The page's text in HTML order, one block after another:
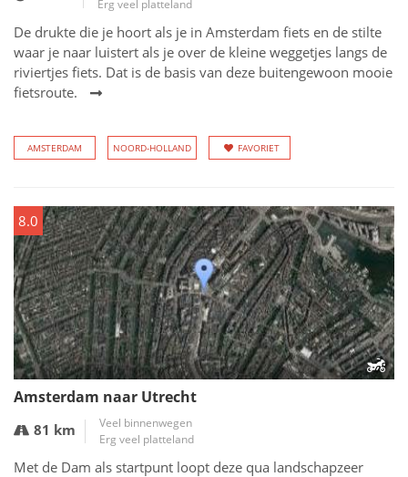
Erg veel platteland
De drukte die je hoort als je in Amsterdam fiets en de stilte
waar je naar luistert als je over de kleine weggetjes langs de
riviertjes fiets. Dat is de basis van deze buitengewoon mooie
fietsroute.
AMSTERDAM NOORD-HOLLAND FAVORIET
8.0
Amsterdam naar Utrecht
81 km
Veel binnenwegen
Erg veel platteland
Met de Dam als startpunt loopt deze qua landschapzeer